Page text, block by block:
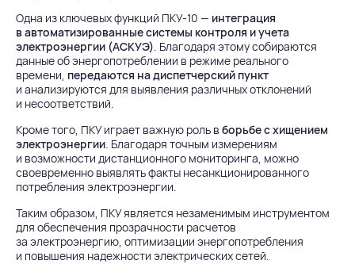
Одна из ключевых функций ПКУ-10 — интеграция
в автоматизированные системы контроля и учета
электроэнергии (АСКУЭ). Благодаря этому собираются
данные об энергопотреблении в режиме реального
времени, передаются на диспетчерский пункт
и анализируются для выявления различных отклонений
и несоответствий.
Кроме того, ПКУ играет важную роль в борьбе с хищением
электроэнергии. Благодаря точным измерениям
и возможности дистанционного мониторинга, можно
своевременно выявлять факты несанкционированного
потребления электроэнергии.
Таким образом, ПКУ является незаменимым инструментом
для обеспечения прозрачности расчетов
за электроэнергию, оптимизации энергопотребления
и повышения надежности электрических сетей.